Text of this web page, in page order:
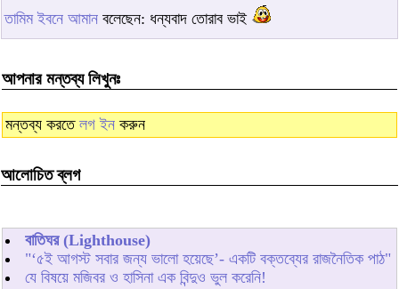
তামিম ইবনে আমান বলেছেন: ধন্যবাদ তোরাব ভাই
আপনার মন্তব্য লিখুনঃ
মন্তব্য করতে লগ ইন করুন
আলোচিত ব্লগ
বাতিঘর (Lighthouse)
"‘৫ই আগস্ট সবার জন্য ভালো হয়েছে’- একটি বক্তব্যের রাজনৈতিক পাঠ"
যে বিষয়ে মজিবর ও হাসিনা এক বিন্দুও ভুল করেনি!